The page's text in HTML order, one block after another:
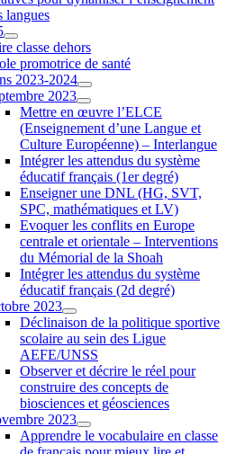
langues
classe dehors
promotrice de santé
2023-2024
2023
Mettre en œuvre l’ELCE
(Enseignement d’une Langue et
Culture Européenne) – Interlangue
Intégrer les attendus du système
éducatif français (1er degré)
Enseigner une DNL (HG, SVT,
SPC, mathématiques et LV)
Evoquer les conflits en Europe
centrale et orientale – Interventions
du Mémorial de la Shoah
Intégrer les attendus du système
éducatif français (2d degré)
2023
Déclinaison de la politique sportive
scolaire au sein des Ligue
AEFE/UNSS
Observer et décrire le réel pour
construire des concepts de
biosciences et géosciences
2023
Apprendre le vocabulaire en classe